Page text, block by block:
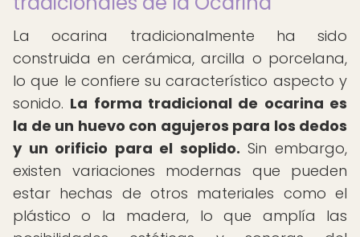
La ocarina tradicionalmente ha sido
construida en cerámica, arcilla o porcelana,
lo que le confiere su característico aspecto y
sonido. La forma tradicional de ocarina es
la de un huevo con agujeros para los dedos
y un orificio para el soplido. Sin embargo,
existen variaciones modernas que pueden
estar hechas de otros materiales como el
plástico o la madera, lo que amplía las